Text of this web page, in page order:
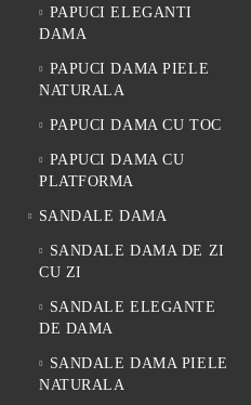
PAPUCI ELEGANTI
DAMA
PAPUCI DAMA PIELE
NATURALA
PAPUCI DAMA CU TOC
PAPUCI DAMA CU
PLATFORMA
SANDALE DAMA
SANDALE DAMA DE ZI
CU ZI
SANDALE ELEGANTE
DE DAMA
SANDALE DAMA PIELE
NATURALA